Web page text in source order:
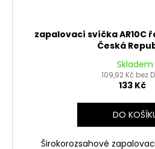
zapalovací svíčka AR10C
Česká
Skladem
109,92 Kč bez
133 Kč
DO
Širokorozsahové